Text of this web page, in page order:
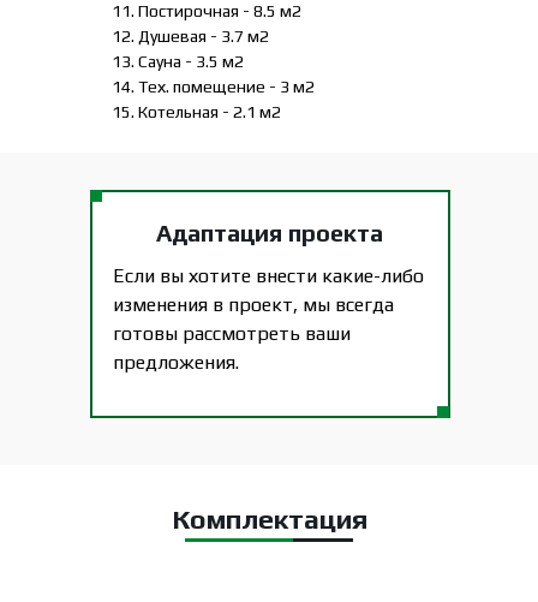
11. Постирочная - 8.5 м2
12. Душевая - 3.7 м2
13. Сауна - 3.5 м2
14. Тех. помещение - 3 м2
15. Котельная - 2.1 м2
Если вы хотите внести какие-либо
изменения в проект, мы всегда
готовы рассмотреть ваши
предложения.
Адаптация проекта
Комплектация